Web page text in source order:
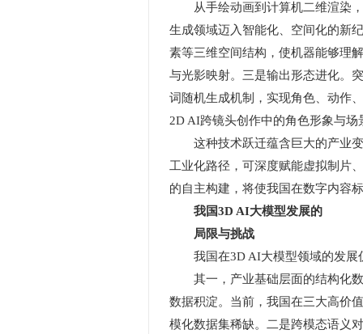
从手绘动画到计算机二维渲染，
生成领域迈入智能化、空间化的新
素等三维空间结构，使机器能够理
与光影映射。三是输出形态进化。
词随机生成机制，实现角色、动作
2D AI跨镜头创作中的角色形象与
这种技术跃迁蕴含巨大的产业变
工业化路径，可深度赋能虚拟制片
的自主构建，将使我国在数字内容
我国3D AI大模型发展的
局限与挑战
我国在3D AI大模型领域的发展
其一，产业基础层面的结构化数
数据积淀。当前，我国在三大高价
模化数据集稀缺。二是跨模态语义